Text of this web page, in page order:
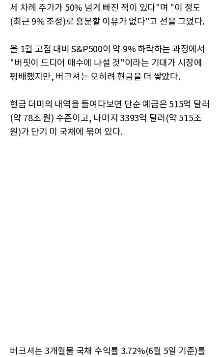
세 차례 주가가 50% 넘게 빠진 적이 있다"며 "이 정도
(최근 9% 조정)로 흥분할 이유가 없다"고 선을 그었다.
올 1월 고점 대비 S&P500이 약 9% 하락하는 과정에서
"버핏이 드디어 매수에 나설 것"이라는 기대가 시장에
팽배했지만, 버크셔는 오히려 현금을 더 쌓았다.
현금 더미의 내역을 들여다보면 단순 예금은 515억 달러
(약 78조 원) 수준이고, 나머지 3393억 달러(약 515조
원)가 단기 미 국채에 묶여 있다.
버크셔는 3개월물 국채 수익률 3.72%(6월 5일 기준)를